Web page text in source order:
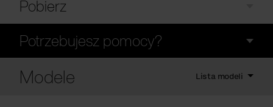
Pobierz
Potrzebujesz pomocy?
Modele Lista modeli